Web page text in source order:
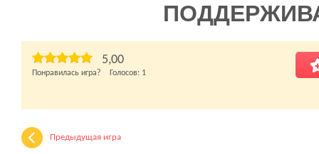
5,00
Понравилась игра? Голосов: 1
Предыдущая игра